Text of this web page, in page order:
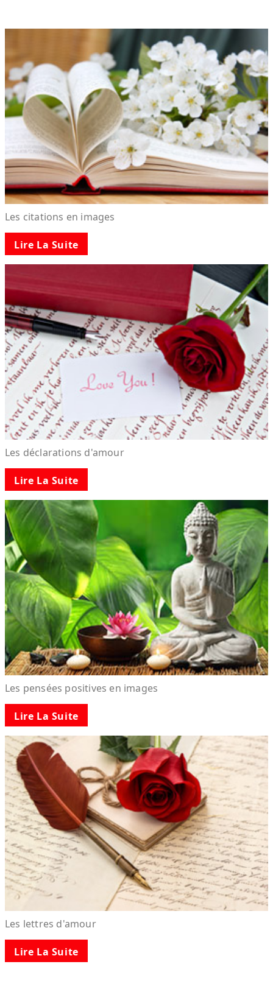
Les citations en images
Lire La Suite
Les déclarations d'amour
Lire La Suite
Les pensées positives en images
Lire La Suite
Les lettres d'amour
Lire La Suite